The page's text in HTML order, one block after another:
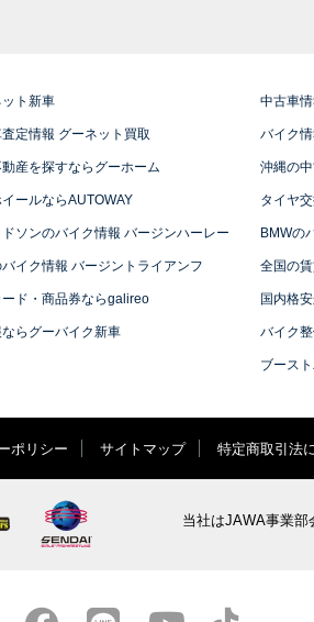
ト新車 中古車
定情報 グーネット買取 バイク
産を探すならグーホーム 沖縄の
ールならAUTOWAY タイヤ
ソンのバイク情報 バージンハーレー BMWの
バイク情報 バージントライアンフ 全国の
ド・商品券ならgalireo 国内格
らグーバイク新車 バイク
ブース
ポリシー サイトマップ 特定商取引法
当社はJAWA事業部